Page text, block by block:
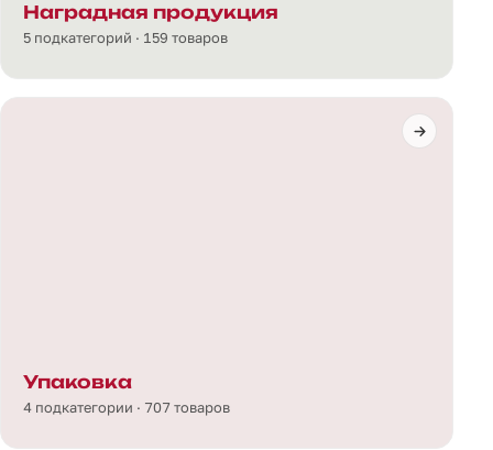
Наградная продукция
5 подкатегорий · 159 товаров
Упаковка
4 подкатегории · 707 товаров